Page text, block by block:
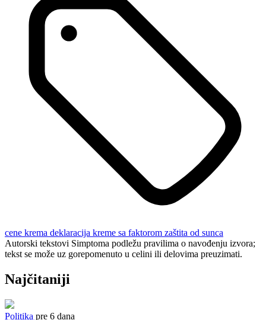
cene krema deklaracija kreme sa faktorom zaštita od sunca
Autorski tekstovi Simptoma podležu pravilima o navođenju izvora;
tekst se može uz gorepomenuto u celini ili delovima preuzimati.
Najčitaniji
Politika pre 6 dana